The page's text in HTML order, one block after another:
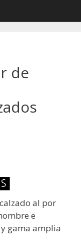
de
al por
e
gama amplia